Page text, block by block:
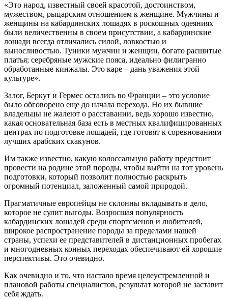
«Это народ, известный своей красотой, достоинством,
мужеством, рыцарским отношением к женщине. Мужчины и
женщины на кабардинских лошадях в роскошных одеяниях
были величественны в своем присутствии, а кабардинские
лошади всегда отличались силой, ловкостью и
выносливостью. Туники мужчин и женщин, богато расшитые
платья; серебряные мужские пояса, идеально филигранно
обработанные кинжалы. Это каре – дань уважения этой
культуре».
Залог, Беркут и Гермес остались во Франции – это условие
было обговорено еще до начала перехода. Но их бывшие
владельцы не жалеют о расставании, ведь хорошо известно,
какая основательная база есть в местных квалифицированных
центрах по подготовке лошадей, где готовят к соревнованиям
лучших арабских скакунов.
Им также известно, какую колоссальную работу предстоит
провести на родине этой породы, чтобы выйти на тот уровень
подготовки, который позволит полностью раскрыть
огромный потенциал, заложенный самой природой.
Прагматичные европейцы не склонны вкладывать в дело,
которое не сулит выгоды. Возросшая популярность
кабардинских лошадей среди спортсменов и любителей,
широкое распространение породы за пределами нашей
страны, успехи ее представителей в дистанционных пробегах
и многодневных конных переходах обеспечивают ей хорошие
перспективы. Это очевидно.
Как очевидно и то, что настало время целеустремленной и
плановой работы специалистов, результат которой не заставит
себя ждать.